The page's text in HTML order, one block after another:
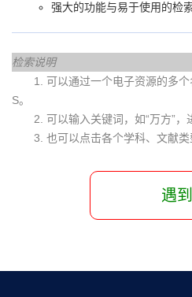
强大的功能与易于使用的检
检索说明
1. 可以通过一个电子资源的多
S。
2. 可以输入关键词，如“万方”，
3. 也可以点击各个学科、文献类
遇